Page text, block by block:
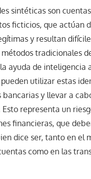
sintéticas son
ficticios, que actúan
y resultan
tradicionales
ayuda de inteligencia
utilizar estas
y llevar a
representa un
financieras, que
dice ser, tanto en el
como en las